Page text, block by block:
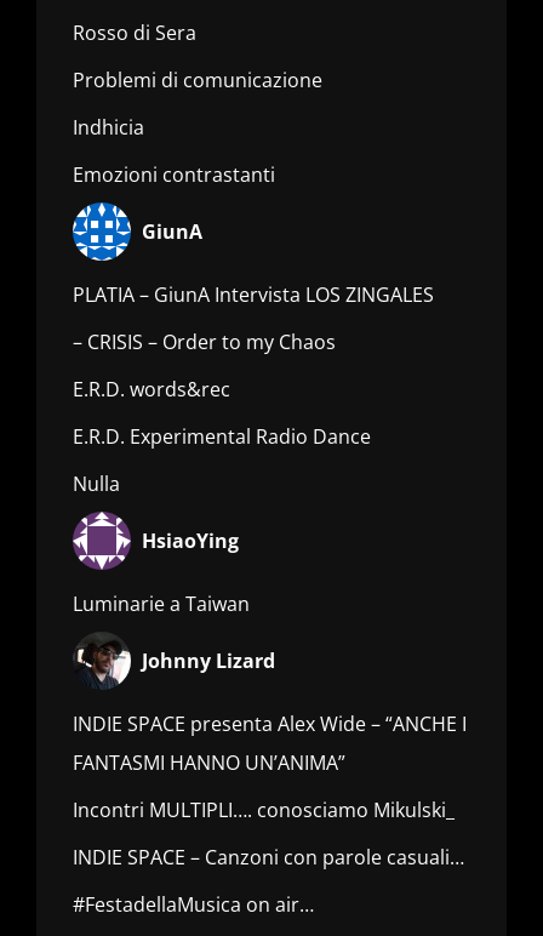
Rosso di Sera
Problemi di comunicazione
Indhicia
Emozioni contrastanti
GiunA
PLATIA – GiunA Intervista LOS ZINGALES
– CRISIS – Order to my Chaos
E.R.D. words&rec
E.R.D. Experimental Radio Dance
Nulla
HsiaoYing
Luminarie a Taiwan
Johnny Lizard
INDIE SPACE presenta Alex Wide – “ANCHE I
FANTASMI HANNO UN’ANIMA”
Incontri MULTIPLI…. conosciamo Mikulski_
INDIE SPACE – Canzoni con parole casuali…
#FestadellaMusica on air…